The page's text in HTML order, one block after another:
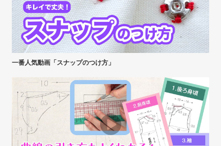
一番人気動画「スナップのつけ方」